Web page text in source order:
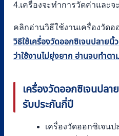
4.เครื่องจะทำการวัดค่าและ
คลิกอ่านวิธีใช้งานเครื่องวัดอ
วิธีใช้เครื่องวัดออกซิเจนปลายนิ้
ว่าใช้งานไม่ยุ่งยาก อ่านจบทำตา
เครื่องวัดออกซิเจนปล
รับประกันกี่ปี
เครื่องวัดออกซิเจนป